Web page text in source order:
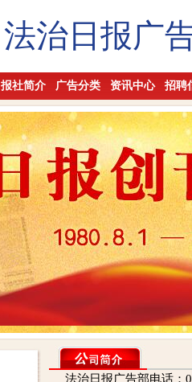
法治日报广
报社简介 广告分类 资讯中心 招聘
法治日报广告部电话：